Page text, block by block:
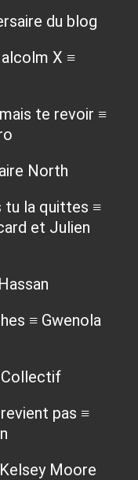
du blog
X ≡
te revoir ≡
North
tu la quittes ≡
et Julien
≡ Gwenola
pas ≡
Moore